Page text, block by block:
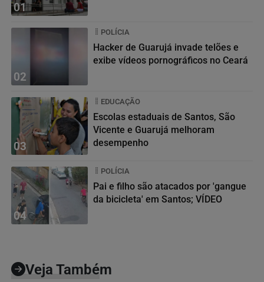
01
02
POLÍCIA
Hacker de Guarujá invade telões e
exibe vídeos pornográficos no Ceará
03
EDUCAÇÃO
Escolas estaduais de Santos, São
Vicente e Guarujá melhoram
desempenho
04
POLÍCIA
Pai e filho são atacados por 'gangue
da bicicleta' em Santos; VÍDEO
Veja Também